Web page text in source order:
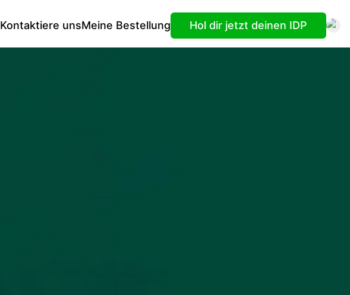
Kontaktiere unsMeine Bestellung Hol dir jetzt deinen IDP